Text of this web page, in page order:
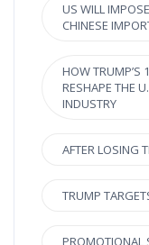
US WILL
CHINESE
HOW TRUMP’S
RESHAPE THE
INDUSTRY
AFTER LOSING
TRUMP
PROMOTIONAL